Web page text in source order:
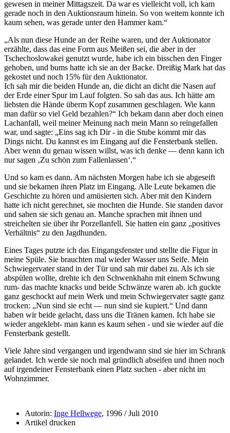
gewesen in meiner Mittagszeit. Da war es vielleicht voll, ich kam
gerade noch in den Auktionsraum hinein. So von weitem konnte ich
kaum sehen, was gerade unter den Hammer kam.
Als nun diese Hunde an der Reihe waren, und der Auktionator
erzählte, dass das eine Form aus Meißen sei, die aber in der
Tschechoslowakei genutzt wurde, habe ich ein bisschen den Finger
gehoben, und bums hatte ich sie an der Backe. Dreißig Mark hat das
gekostet und noch 15% für den Auktionator.
Ich sah mir die beiden Hunde an, die dicht an dicht die Nasen auf
der Erde einer Spur im Lauf folgten. So sah das aus. Ich hätte am
liebsten die Hände überm Kopf zusammen geschlagen. Wie kann
man dafür so viel Geld bezahlen?
Ich bekam dann aber doch einen
Lachanfall, weil meiner Meinung nach mein Mann so reingefallen
war, und sagte:
Eins sag ich Dir - in die Stube kommt mir das
Dings nicht. Du kannst es im Eingang auf die Fensterbank stellen.
Aber wenn du genau wissen willst, was ich denke — denn kann ich
nur sagen
Zu schön zum Fallenlassen .
Und so kam es dann. Am nächsten Morgen habe ich sie abgeseift
und sie bekamen ihren Platz im Eingang. Alle Leute bekamen die
Geschichte zu hören und amüsierten sich. Aber mit den Kindern
hatte ich nicht gerechnet, sie mochten die Hunde. Sie standen davor
und sahen sie sich genau an. Manche sprachen mit ihnen und
streichelten sie über ihr Porzellanfell. Sie hatten ein ganz
positives
Verhältnis
zu den Jagdhunden.
Eines Tages putzte ich das Eingangsfenster und stellte die Figur in
meine Spüle. Sie brauchten mal wieder Wasser uns Seife. Mein
Schwiegervater stand in der Tür und sah mir dabei zu. Als ich sie
abspülen wollte, drehte ich den Schwenkhahn mit einem Schwung
rum- das machte knacks und beide Schwänze waren ab. ich guckte
ganz geschockt auf mein Werk und mein Schwiegervater sagte ganz
trocken:
Nun sind sie echt — nun sind sie kupiert.
Und dann
haben wir beide gelacht, dass uns die Tränen kamen. Ich habe sie
wieder angeklebt- man kann es kaum sehen - und sie wieder auf die
Fensterbank gestellt.
Viele Jahre sind vergangen und irgendwann sind sie hier im Schrank
gelandet. Ich werde sie noch mal gründlich abseifen und ihnen noch
auf irgendeiner Fensterbank einen Platz suchen - aber nicht im
Wohnzimmer.
Autorin: Inge Hellwege, 1996 / Juli 2010
Artikel drucken